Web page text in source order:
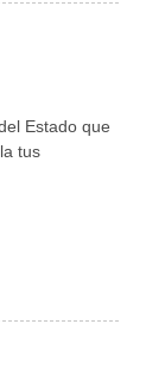
Estado que
tus